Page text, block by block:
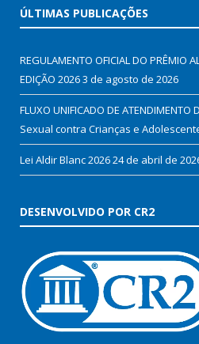
ÚLTIMAS PUBLICAÇÕES
REGULAMENTO OFICIAL DO PRÊMIO
EDIÇÃO 20263 de agosto de 2026
FLUXO UNIFICADO DE
Sexual contra Crianças e
Lei Aldir Blanc 202624 de abril de
DESENVOLVIDO POR CR2